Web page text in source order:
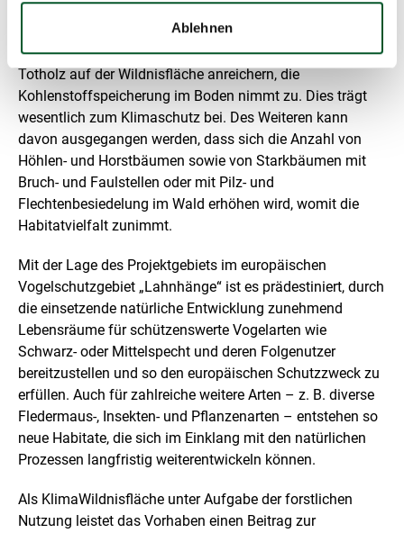
Ablehnen
dortigen Bäume länger leben und somit langfristig als
Kohlenstoffspeicher und Kohlenstoffdioxidsenke wirken.
Darüber hinaus wird sich stehendes bzw. liegendes
Totholz auf der Wildnisfläche anreichern, die
Kohlenstoffspeicherung im Boden nimmt zu. Dies trägt
wesentlich zum Klimaschutz bei. Des Weiteren kann
davon ausgegangen werden, dass sich die Anzahl von
Höhlen- und Horstbäumen sowie von Starkbäumen mit
Bruch- und Faulstellen oder mit Pilz- und
Flechtenbesiedelung im Wald erhöhen wird, womit die
Habitatvielfalt zunimmt.
Mit der Lage des Projektgebiets im europäischen
Vogelschutzgebiet „Lahnhänge“ ist es prädestiniert, durch
die einsetzende natürliche Entwicklung zunehmend
Lebensräume für schützenswerte Vogelarten wie
Schwarz- oder Mittelspecht und deren Folgenutzer
bereitzustellen und so den europäischen Schutzzweck zu
erfüllen. Auch für zahlreiche weitere Arten – z. B. diverse
Fledermaus-, Insekten- und Pflanzenarten – entstehen so
neue Habitate, die sich im Einklang mit den natürlichen
Prozessen langfristig weiterentwickeln können.
Als KlimaWildnisfläche unter Aufgabe der forstlichen
Nutzung leistet das Vorhaben einen Beitrag zur